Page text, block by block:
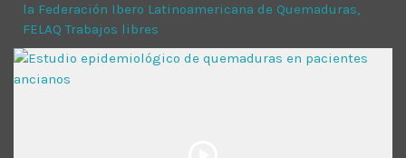
la Federación Ibero Latinoamericana de Quemaduras,
FELAQ Trabajos libres